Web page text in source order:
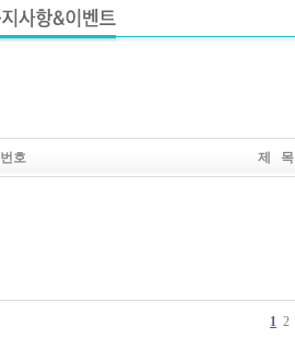
번호
제 목
1 2